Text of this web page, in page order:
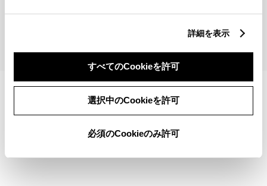
詳細を表示
すべてのCookieを許可
選択中のCookieを許可
必須のCookieのみ許可
TOYOTAアカウント利用規約反社会的勢力に対する基本方針企業情報
©1995-2026 TOYOTA MOTOR CORPORATION. ALL RIGHTS RESERVED.